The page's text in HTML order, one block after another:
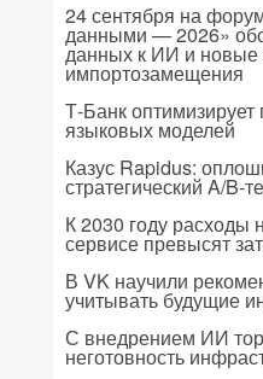
24 сентября на
данными — 2026»
данных к ИИ и новые
импортозамещения
Т-Банк
языковых моделей
Казус Rapidus:
стратегический A/B-
К 2030 году расходы
сервисе превысят
В VK научили
учитывать будущие
С внедрением ИИ
неготовность